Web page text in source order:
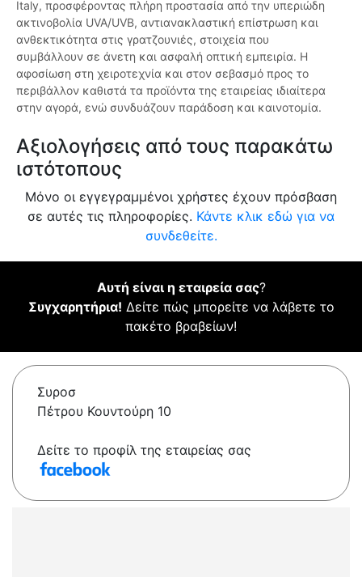
Italy, προσφέροντας πλήρη προστασία από την υπεριώδη
ακτινοβολία UVA/UVB, αντιανακλαστική επίστρωση και
ανθεκτικότητα στις γρατζουνιές, στοιχεία που
συμβάλλουν σε άνετη και ασφαλή οπτική εμπειρία. Η
αφοσίωση στη χειροτεχνία και στον σεβασμό προς το
περιβάλλον καθιστά τα προϊόντα της εταιρείας ιδιαίτερα
στην αγορά, ενώ συνδυάζουν παράδοση και καινοτομία.
Αξιολογήσεις από τους παρακάτω
ιστότοπους
Μόνο οι εγγεγραμμένοι χρήστες έχουν πρόσβαση
σε αυτές τις πληροφορίες. Κάντε κλικ εδώ για να
συνδεθείτε.
Αυτή είναι η εταιρεία σας?
Συγχαρητήρια! Δείτε πώς μπορείτε να λάβετε το
πακέτο βραβείων!
Συροσ
Πέτρου Κουντούρη 10
Δείτε το προφίλ της εταιρείας σας